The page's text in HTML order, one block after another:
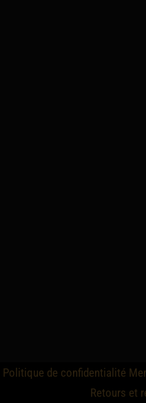
Politique de confidentialité
Retours et